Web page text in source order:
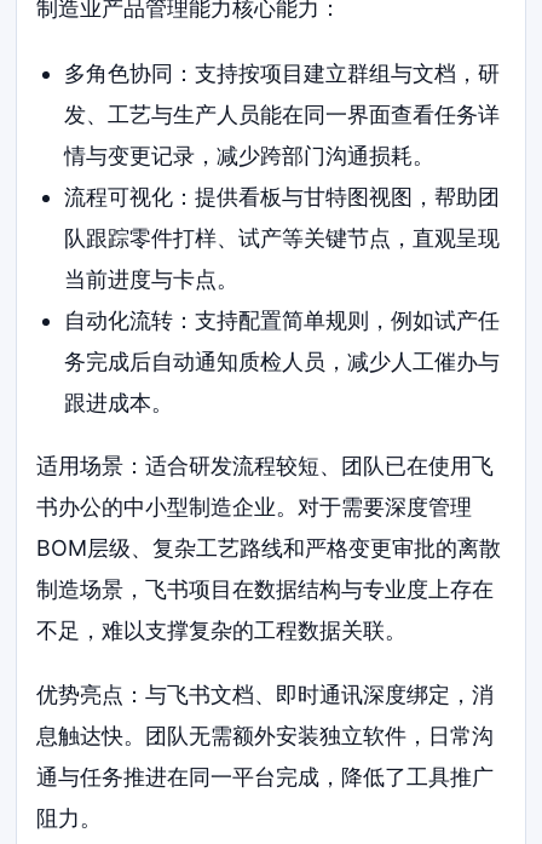
制造业产品管理能力核心能力：
多角色协同：支持按项目建立群组与文档，研
发、工艺与生产人员能在同一界面查看任务详
情与变更记录，减少跨部门沟通损耗。
流程可视化：提供看板与甘特图视图，帮助团
队跟踪零件打样、试产等关键节点，直观呈现
当前进度与卡点。
自动化流转：支持配置简单规则，例如试产任
务完成后自动通知质检人员，减少人工催办与
跟进成本。
适用场景：适合研发流程较短、团队已在使用飞
书办公的中小型制造企业。对于需要深度管理
BOM层级、复杂工艺路线和严格变更审批的离散
制造场景，飞书项目在数据结构与专业度上存在
不足，难以支撑复杂的工程数据关联。
优势亮点：与飞书文档、即时通讯深度绑定，消
息触达快。团队无需额外安装独立软件，日常沟
通与任务推进在同一平台完成，降低了工具推广
阻力。